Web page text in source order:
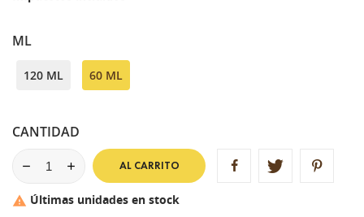
ML
120 ML 60 ML
CANTIDAD
AL CARRITO
 Últimas unidades en stock